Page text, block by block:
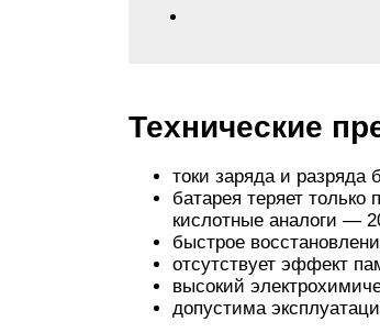
Технические
токи заряда и разряда
батарея теряет
кислотные аналоги —
быстрое
отсутствует эффект
высокий
допустима